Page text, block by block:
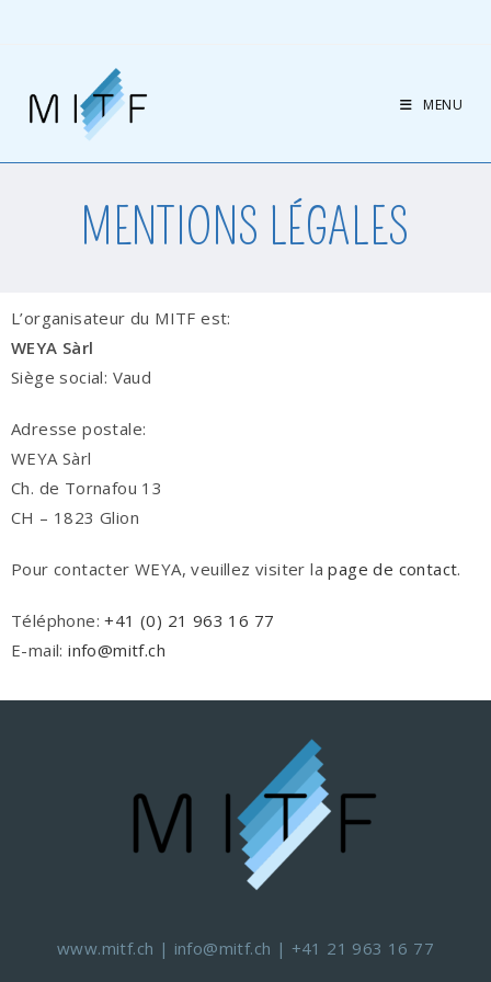
MENU
MENTIONS LÉGALES
L’organisateur du MITF est:
WEYA Sàrl
Siège social: Vaud
Adresse postale:
WEYA Sàrl
Ch. de Tornafou 13
CH – 1823 Glion
Pour contacter WEYA, veuillez visiter lapage de contact.
Téléphone:+41 (0) 21 963 16 77
E-mail:info@mitf.ch
www.mitf.ch | info@mitf.ch | +41 21 963 16 77